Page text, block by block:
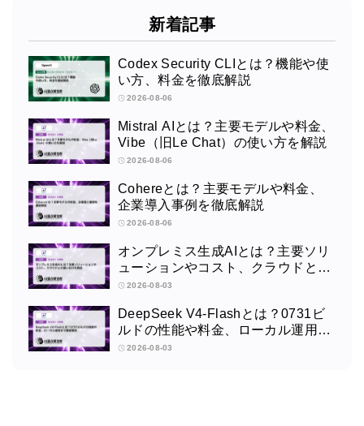
新着記事
Codex Security CLIとは？機能や使
い方、料金を徹底解説
2026-08-06
Mistral AIとは？主要モデルや料金、
Vibe（旧Le Chat）の使い方を解説
2026-08-06
Cohereとは？主要モデルや料金、
企業導入事例を徹底解説
2026-08-06
オンプレミス生成AIとは？主要ソリ
ューションやコスト、クラウドとの
使い分けを解説
2026-08-03
DeepSeek V4-Flashとは？0731ビ
ルドの性能や料金、ローカル運用ま
で徹底解説
2026-08-03